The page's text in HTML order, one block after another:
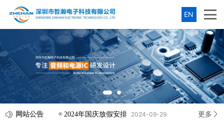
EN
网站公告 2024年国庆放假安排 2024-09-29 关于
更多